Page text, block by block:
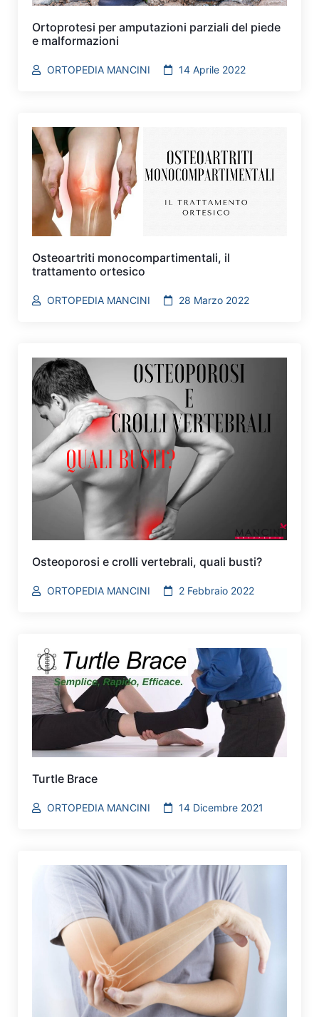
Ortoprotesi per amputazioni parziali del piede
e malformazioni
ORTOPEDIA MANCINI 14 Aprile 2022
Osteoartriti monocompartimentali, il
trattamento ortesico
ORTOPEDIA MANCINI 28 Marzo 2022
Osteoporosi e crolli vertebrali, quali busti?
ORTOPEDIA MANCINI 2 Febbraio 2022
Turtle Brace
ORTOPEDIA MANCINI 14 Dicembre 2021